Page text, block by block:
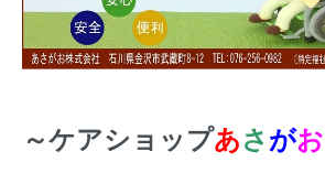
～ケアショップあさ がお